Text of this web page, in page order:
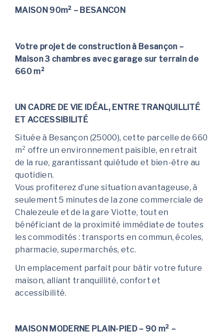
MAISON 90m² – BESANCON
Votre projet de construction à Besançon –
Maison 3 chambres avec garage sur terrain de
660 m²
UN CADRE DE VIE IDÉAL, ENTRE TRANQUILLITÉ
ET ACCESSIBILITÉ
Située à Besançon (25000), cette parcelle de 660
m² offre un environnement paisible, en retrait
de la rue, garantissant quiétude et bien-être au
quotidien.
Vous profiterez d’une situation avantageuse, à
seulement 5 minutes de la zone commerciale de
Chalezeule et de la gare Viotte, tout en
bénéficiant de la proximité immédiate de toutes
les commodités : transports en commun, écoles,
pharmacie, supermarchés, etc.
Un emplacement parfait pour bâtir votre future
maison, alliant tranquillité, confort et
accessibilité.
MAISON MODERNE PLAIN-PIED – 90 m² –